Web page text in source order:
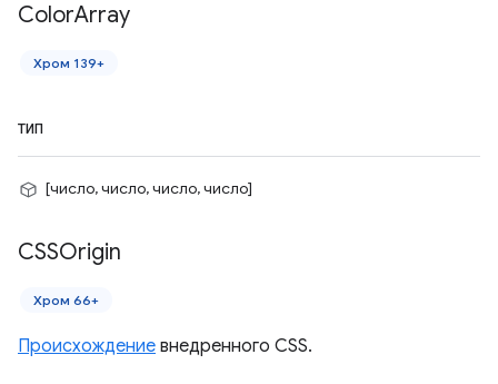
ColorArray
Хром 139+
ТИП
[число, число, число, число]
CSSOrigin
Хром 66+
Происхождение внедренного CSS.